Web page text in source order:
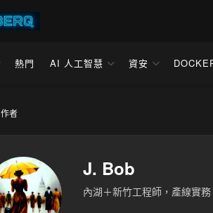
熱門 AI 人工智慧 資安
作者
J. Bob
內湖＋新竹工程師，產線實